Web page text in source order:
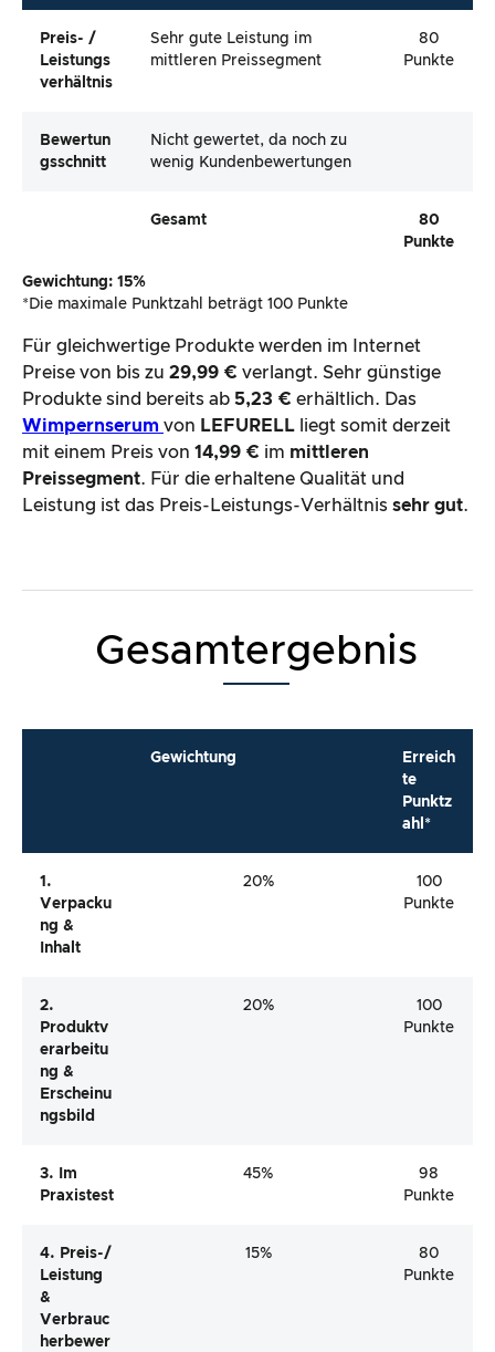
Preis- /
Leistungs
Verhältnis
Sehr gute Leistung im
mittleren Preissegment
80
Punkte
Bewertun
Gsschnitt
Nicht gewertet, da noch zu
wenig Kundenbewertungen
Gesamt
80
Punkte
Gewichtung: 15%
*Die maximale Punktzahl beträgt 100 Punkte
Für gleichwertige Produkte werden im Internet
Preise von bis zu 29,99 € verlangt. Sehr günstige
Produkte sind bereits ab 5,23 € erhältlich. Das
Wimpernserum von LEFURELL liegt somit derzeit
mit einem Preis von 14,99 € im mittleren
Preissegment. Für die erhaltene Qualität und
Leistung ist das Preis-Leistungs-Verhältnis sehr gut.
Gesamtergebnis
Gewichtung
Erreich
te
Punktz
ahl*
1.
Verpacku
Ng &
Inhalt
20%
100
Punkte
2.
Produktv
Erarbeitu
Ng &
Erscheinu
Ngsbild
20%
100
Punkte
3. Im
Praxistest
45%
98
Punkte
4. Preis-/
Leistung
&
Verbrauc
Herbewer
15%
80
Punkte